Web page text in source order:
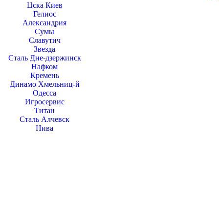
Цска Киев
Гелиос
Александрия
Сумы
Славутич
Звезда
Сталь Дне-дзержинск
Нафком
Кремень
Динамо Хмельниц-й
Одесса
Игросервис
Титан
Сталь Алчевск
Нива